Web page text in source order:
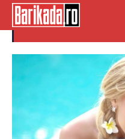
salman khan